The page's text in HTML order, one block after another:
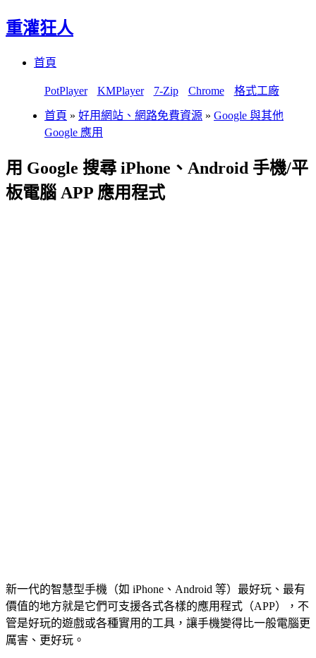
重灌狂人
首頁
PotPlayer KMPlayer 7-Zip Chrome 格式工廠
首頁 » 好用網站、網路免費資源 » Google 與其他
Google 應用
用 Google 搜尋 iPhone、Android 手機/平
板電腦 APP 應用程式
新一代的智慧型手機（如 iPhone、Android 等）最好玩、最有
價值的地方就是它們可支援各式各樣的應用程式（APP），不
管是好玩的遊戲或各種實用的工具，讓手機變得比一般電腦更
厲害、更好玩。